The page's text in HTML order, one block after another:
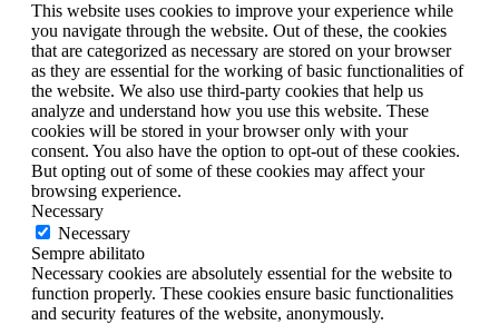
This website uses cookies to improve your experience while
you navigate through the website. Out of these, the cookies
that are categorized as necessary are stored on your browser
as they are essential for the working of basic functionalities of
the website. We also use third-party cookies that help us
analyze and understand how you use this website. These
cookies will be stored in your browser only with your
consent. You also have the option to opt-out of these cookies.
But opting out of some of these cookies may affect your
browsing experience.
Necessary
Necessary
Sempre abilitato
Necessary cookies are absolutely essential for the website to
function properly. These cookies ensure basic functionalities
and security features of the website, anonymously.